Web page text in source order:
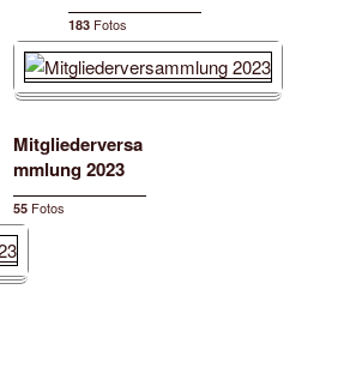
183 Fotos
Mitgliederversa
mmlung 2023
55 Fotos